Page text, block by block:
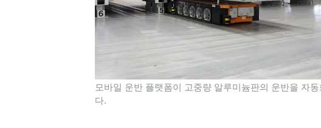
모바일 운반 플랫폼이 고중량 알루미늄판의 운반을 자동
다.